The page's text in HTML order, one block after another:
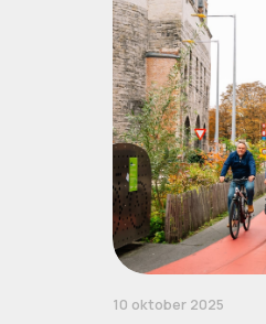
10 oktober 2025